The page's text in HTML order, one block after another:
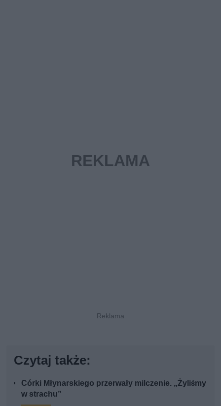
Czytaj także:
Córki Młynarskiego przerwały milczenie. „Żyliśmy
w strachu”